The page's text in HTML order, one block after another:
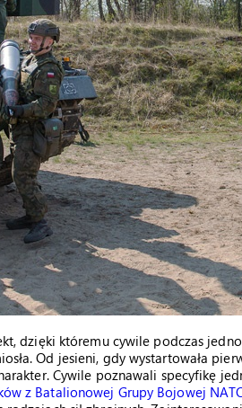
dzięki któremu cywile podczas
Od jesieni, gdy wystartowała
Cywile poznawali specyfikę
z Batalionowej Grupy Bojowej